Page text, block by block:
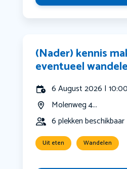
(Nader) kennis
eventueel
6 August 2026 | 10:00
Molenweg 4...
6 plekken beschikbaar
Uit eten Wandelen